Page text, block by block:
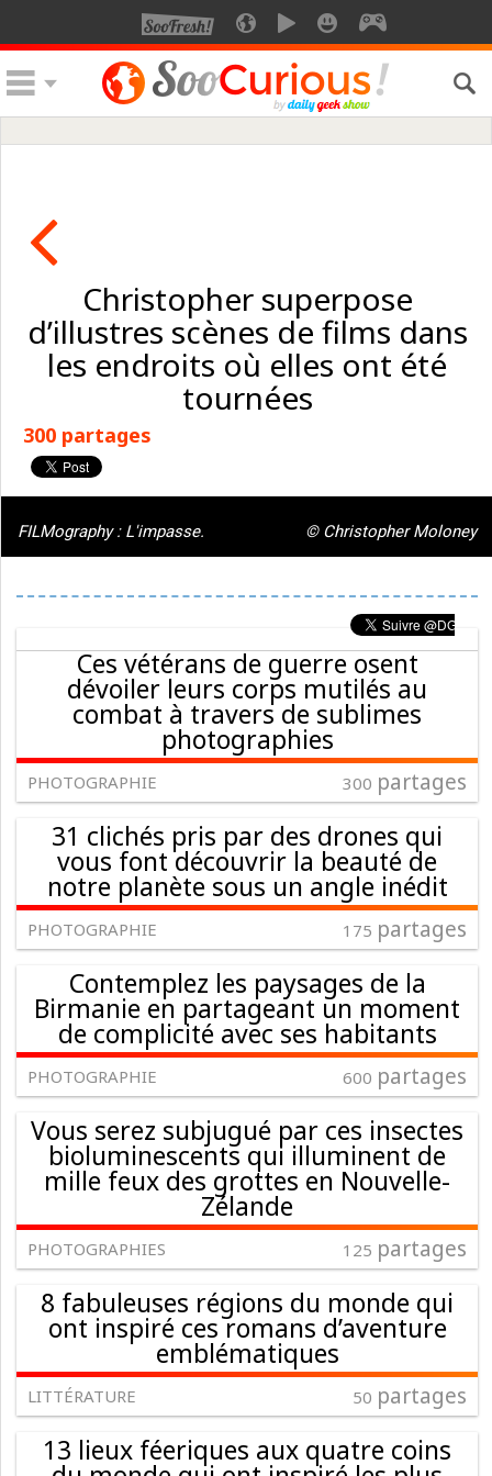
Christopher superpose
d’illustres scènes de films dans
les endroits où elles ont été
tournées
300 partages
FILMography : L'impasse. © Christopher Moloney
Ces vétérans de guerre osent
dévoiler leurs corps mutilés au
combat à travers de sublimes
photographies
PHOTOGRAPHIE 300 partages
31 clichés pris par des drones qui
vous font découvrir la beauté de
notre planète sous un angle inédit
PHOTOGRAPHIE 175 partages
Contemplez les paysages de la
Birmanie en partageant un moment
de complicité avec ses habitants
PHOTOGRAPHIE 600 partages
Vous serez subjugué par ces insectes
bioluminescents qui illuminent de
mille feux des grottes en Nouvelle-
Zélande
PHOTOGRAPHIES 125 partages
8 fabuleuses régions du monde qui
ont inspiré ces romans d’aventure
emblématiques
LITTÉRATURE 50 partages
13 lieux féeriques aux quatre coins